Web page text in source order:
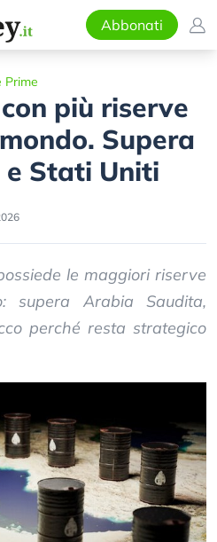
Abbonati
Prime
più riserve
Supera
e Stati Uniti
le maggiori riserve
supera Arabia Saudita,
perché resta strategico